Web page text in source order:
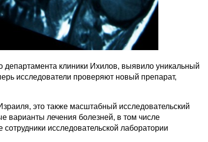
департамента клиники Ихилов, выявило уникальный
исследователи проверяют новый препарат,
это также масштабный исследовательский
варианты лечения болезней, в том числе
исследовательской лаборатории